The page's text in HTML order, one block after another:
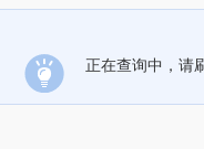
正在查询中，请